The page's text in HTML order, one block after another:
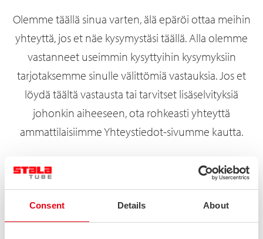
Consent Details About
Olemme täällä sinua varten, älä epäröi ottaa meihin
yhteyttä, jos et näe kysymystäsi täällä. Alla olemme
vastanneet useimmin kysyttyihin kysymyksiin
tarjotaksemme sinulle välittömiä vastauksia. Jos et
löydä täältä vastausta tai tarvitset lisäselvityksiä
johonkin aiheeseen, ota rohkeasti yhteyttä
ammattilaisiimme Yhteystiedot-sivumme kautta.